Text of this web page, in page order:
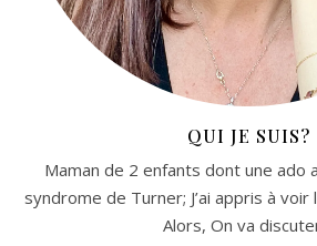
QUI JE SUIS?
Maman de 2 enfants dont une ado
syndrome de Turner; J’ai appris à
Alors, On va